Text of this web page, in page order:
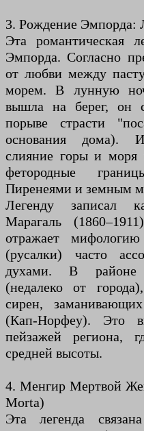
3. Рождение Эмпорда:
Эта романтическая
Эмпорда. Согласно
от любви между
морем. В лунную
вышла на берег, он
порыве страсти
основания дома).
слияние горы и
фетородные
Пиренеями и земным
Легенду записал
Марагаль
отражает
(русалки) часто
духами. В районе
(недалеко от
сирен,
(Кап-Норфеу). Это
пейзажей региона,
средней высоты.
4. Менгир Мертвой
Morta)
Эта легенда